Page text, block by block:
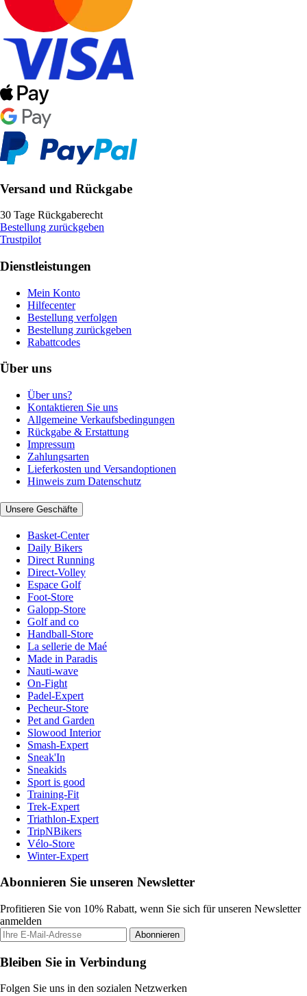
Versand und Rückgabe
30 Tage Rückgaberecht
Bestellung zurückgeben
Trustpilot
Dienstleistungen
Mein Konto
Hilfecenter
Bestellung verfolgen
Bestellung zurückgeben
Rabattcodes
Über uns
Über uns?
Kontaktieren Sie uns
Allgemeine Verkaufsbedingungen
Rückgabe & Erstattung
Impressum
Zahlungsarten
Lieferkosten und Versandoptionen
Hinweis zum Datenschutz
Unsere Geschäfte
Basket-Center
Daily Bikers
Direct Running
Direct-Volley
Espace Golf
Foot-Store
Galopp-Store
Golf and co
Handball-Store
La sellerie de Maé
Made in Paradis
Nauti-wave
On-Fight
Padel-Expert
Pecheur-Store
Pet and Garden
Slowood Interior
Smash-Expert
Sneak'In
Sneakids
Sport is good
Training-Fit
Trek-Expert
Triathlon-Expert
TripNBikers
Vélo-Store
Winter-Expert
Abonnieren Sie unseren Newsletter
Profitieren Sie von 10% Rabatt, wenn Sie sich für unseren Newsletter
anmelden
Abonnieren
Bleiben Sie in Verbindung
Folgen Sie uns in den sozialen Netzwerken